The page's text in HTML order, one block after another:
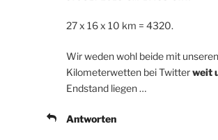
27 x 16 x 10 km = 4320.
Wir weden wohl beide mit unseren
Kilometerwetten bei Twitterweit
Endstand liegen …
Antworten